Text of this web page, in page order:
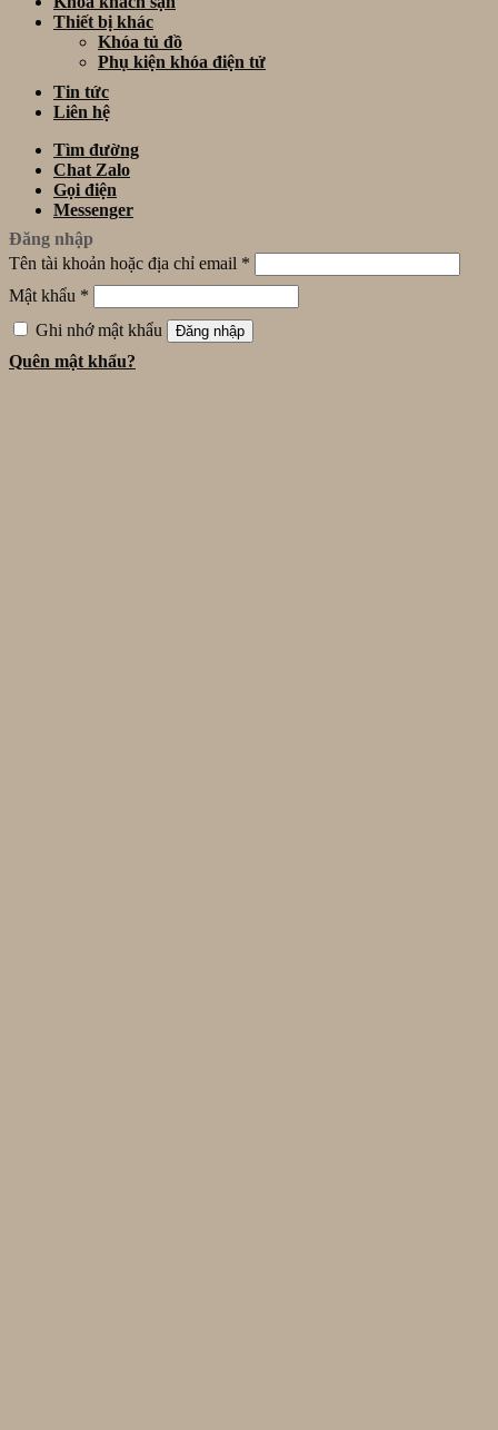
Thiết bị khác
Khóa tủ đồ
Phụ kiện khóa điện tử
Tin tức
Liên hệ
Tìm đường
Chat Zalo
Gọi điện
Messenger
Đăng nhập
Tên tài khoản hoặc địa chỉ email *
Mật khẩu *
Ghi nhớ mật khẩu
Đăng nhập
Quên mật khẩu?